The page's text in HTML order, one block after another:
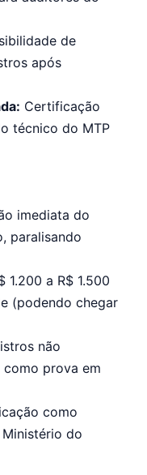
de
após
Certificação
técnico do MTP
imediata do
paralisando
1.200 a R$ 1.500
(podendo chegar
não
como prova em
como
do